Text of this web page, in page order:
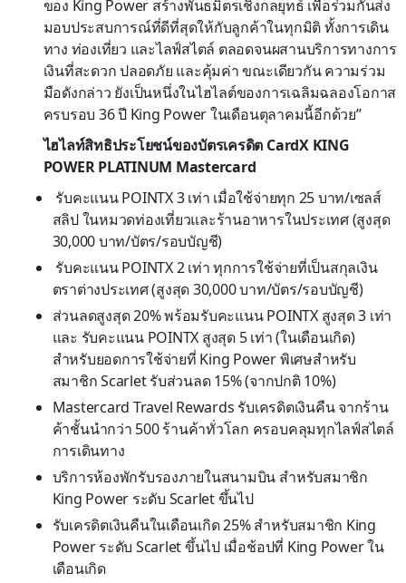
ของ King Power สร้างพันธมิตรเชิงกลยุทธ์ เพื่อร่วมกันส่ง
มอบประสบการณ์ที่ดีที่สุดให้กับลูกค้าในทุกมิติ ทั้งการเดิน
ทาง ท่องเที่ยว และไลฟ์สไตล์ ตลอดจนผสานบริการทางการ
เงินที่สะดวก ปลอดภัย และคุ้มค่า ขณะเดียวกัน ความร่วม
มือดังกล่าว ยังเป็นหนึ่งในไฮไลต์ของการเฉลิมฉลองโอกาส
ครบรอบ 36 ปี King Power ในเดือนตุลาคมนี้อีกด้วย”
ไฮไลท์สิทธิประโยชน์ของบัตรเครดิต CardX KING
POWER PLATINUM Mastercard
รับคะแนน POINTX 3 เท่า เมื่อใช้จ่ายทุก 25 บาท/เซลส์
สลิป ในหมวดท่องเที่ยวและร้านอาหารในประเทศ (สูงสุด
30,000 บาท/บัตร/รอบบัญชี)
รับคะแนน POINTX 2 เท่า ทุกการใช้จ่ายที่เป็นสกุลเงิน
ตราต่างประเทศ (สูงสุด 30,000 บาท/บัตร/รอบบัญชี)
ส่วนลดสูงสุด 20% พร้อมรับคะแนน POINTX สูงสุด 3 เท่า
และ รับคะแนน POINTX สูงสุด 5 เท่า (ในเดือนเกิด)
สำหรับยอดการใช้จ่ายที่ King Power พิเศษสำหรับ
สมาชิก Scarlet รับส่วนลด 15% (จากปกติ 10%)
Mastercard Travel Rewards รับเครดิตเงินคืน จากร้าน
ค้าชั้นนำกว่า 500 ร้านค้าทั่วโลก ครอบคลุมทุกไลฟ์สไตล์
การเดินทาง
บริการห้องพักรับรองภายในสนามบิน สำหรับสมาชิก
King Power ระดับ Scarlet ขึ้นไป
รับเครดิตเงินคืนในเดือนเกิด 25% สำหรับสมาชิก King
Power ระดับ Scarlet ขึ้นไป เมื่อช้อปที่ King Power ใน
เดือนเกิด